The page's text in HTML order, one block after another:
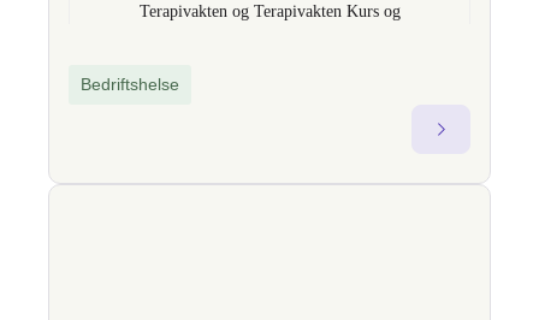
Terapivakten og Terapivakten Kurs og
avhengighetsterapi. Med over 18 års
teori og praktisk endringsarbeid. Som
Bedriftshelse